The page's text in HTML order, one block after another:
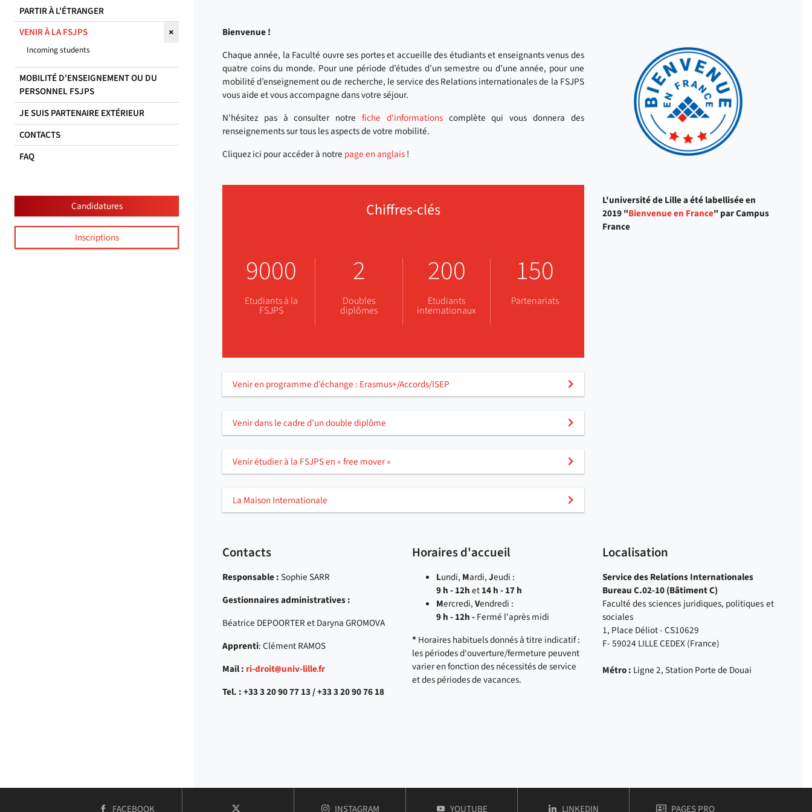
PARTIR À L'ÉTRANGER
VENIR À LA FSJPS
Incoming students
MOBILITÉ D'ENSEIGNEMENT OU DU
PERSONNEL FSJPS
JE SUIS PARTENAIRE EXTÉRIEUR
CONTACTS
FAQ
Candidatures
Inscriptions
Bienvenue !
Chaque année, la Faculté ouvre ses portes et accueille des étudiants et enseignants venus des
quatre coins du monde. Pour une période d’études d’un semestre ou d’une année, pour une
mobilité d’enseignement ou de recherche, le service des Relations internationales de la FSJPS
vous aide et vous accompagne dans votre séjour.
N'hésitez pas à consulter notre fiche d'informationscomplète qui vous donnera des
renseignements sur tous les aspects de votre mobilité.
Cliquez ici pour accéder à notre page en anglais!
Chiffres-clés
9000
Etudiants à la
FSJPS
2
Doubles
diplômes
200
Etudiants
internationaux
150
Partenariats
Venir en programme d’échange : Erasmus+/Accords/ISEP
Venir dans le cadre d’un double diplôme
Venir étudier à la FSJPS en « free mover »
La Maison Internationale
L'université de Lille a été labellisée en
2019 "Bienvenue en France" par Campus
France
Contacts
Responsable:Sophie SARR
Gestionnaires administratives :
Béatrice DEPOORTER et Daryna GROMOVA
Apprenti: Clément RAMOS
Mail : ri-droit univ-lillefr
Tel. : +33 3 20 90 77 13 / +33 3 20 90 76 18
Horaires d'accueil
Lundi, Mardi,Jeudi :
9 h - 12het14 h - 17 h
Mercredi,Vendredi :
9 h - 12h -Fermé l'après midi
*Horaires habituels donnés à titre indicatif :
les périodes d'ouverture/fermeture peuvent
varier en fonction des nécessités de service
et des périodes de vacances.
Localisation
Service des Relations Internationales
Bureau C.02-10 (Bâtiment C)
Faculté des sciences juridiques, politiques et
sociales
1, Place Déliot - CS10629
F- 59024 LILLE CEDEX (France)
Métro : Ligne 2, Station Porte de Douai
COMPTE
FACEBOOK COMPTE
INSTAGRAMDE FACULTÉ DES SCIENCES JURIDIQUES, | FACULTÉ DES SCIENCES JURIDIQUES, POLITIQUES ET SOCIALES
COMPTE
YOUTUBEDE FACULTÉ DES SCIENCES JURIDIQUES, | FACULTÉ DES SCIENCES JURIDIQUES,
COMPTE
LINKEDIN DE FACULTÉ DES SCIENCES JURIDIQUES, | FACULTÉ
PAGES PRO